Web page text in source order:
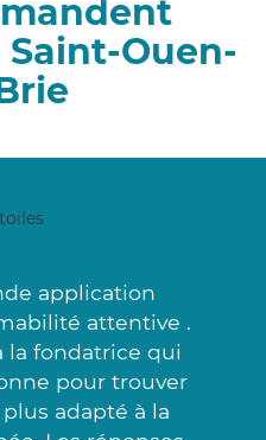
Saint-Ouen-
application
attentive .
la fondatrice qui
pour trouver
adapté à la